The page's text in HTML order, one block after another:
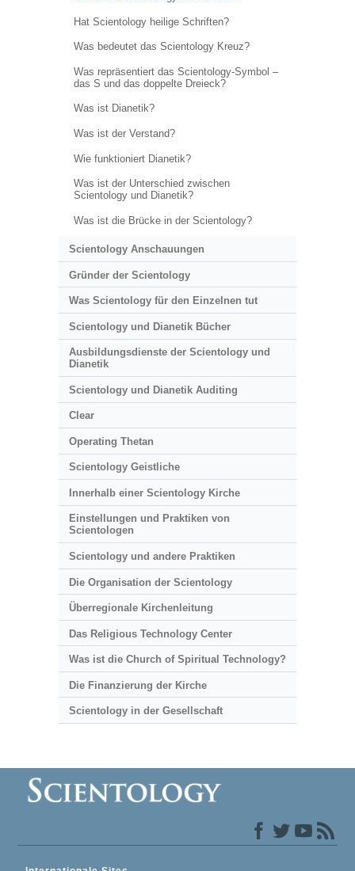
Hat Scientology heilige Schriften?
Was bedeutet das Scientology Kreuz?
Was repräsentiert das Scientology-Symbol –
das S und das doppelte Dreieck?
Was ist Dianetik?
Was ist der Verstand?
Wie funktioniert Dianetik?
Was ist der Unterschied zwischen
Scientology und Dianetik?
Was ist die Brücke in der Scientology?
Scientology Anschauungen
Gründer der Scientology
Was Scientology für den Einzelnen tut
Scientology und Dianetik Bücher
Ausbildungsdienste der Scientology und
Dianetik
Scientology und Dianetik Auditing
Clear
Operating Thetan
Scientology Geistliche
Innerhalb einer Scientology Kirche
Einstellungen und Praktiken von
Scientologen
Scientology und andere Praktiken
Die Organisation der Scientology
Überregionale Kirchenleitung
Das Religious Technology Center
Was ist die Church of Spiritual Technology?
Die Finanzierung der Kirche
Scientology in der Gesellschaft